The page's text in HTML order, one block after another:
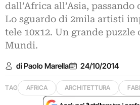
dall’Africa all’Asia, passando
Lo sguardo di 2mila artisti
tele 10x12. Un grande puzzle
Mundi.
di Paolo Marella 24/10/2014
TAG AFRICA ARCHITETTURA